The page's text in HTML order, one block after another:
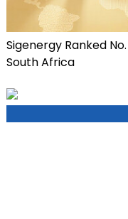
Sigenergy Ranked
South Africa